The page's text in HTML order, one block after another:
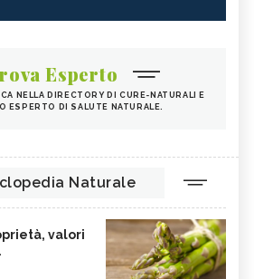
Esperto
NELLA DIRECTORY DI CURE-NATURALI E
ESPERTO DI SALUTE NATURALE.
Naturale
valori